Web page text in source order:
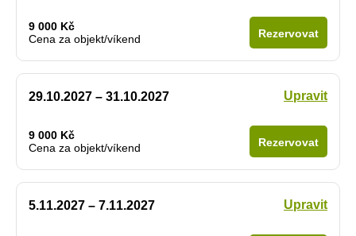
9 000 Kč
Cena za objekt/víkend
Rezervovat
29.10.2027 – 31.10.2027 Upravit
9 000 Kč
Cena za objekt/víkend
Rezervovat
5.11.2027 – 7.11.2027 Upravit